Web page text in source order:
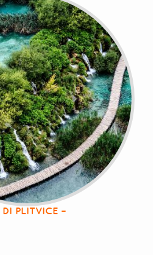
PLITVICE –